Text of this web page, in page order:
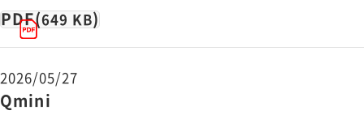
PDF(649 KB)
2026/05/27
Qmini